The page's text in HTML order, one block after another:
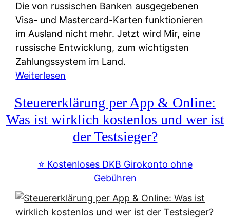
n
a
t
i
v
e
&
f
r
e
u
s
Die von russischen Banken ausgegebenen
Visa- und Mastercard-Karten funktionieren
im Ausland nicht mehr. Jetzt wird Mir, eine
russische Entwicklung, zum wichtigsten
Zahlungssystem im Land.
Weiterlesen
a
h
g
s
y
Steuererklärung per App & Online:
Was ist wirklich kostenlos und wer ist
der Testsieger?
⭐️ Kostenloses DKB Girokonto ohne
Gebühren